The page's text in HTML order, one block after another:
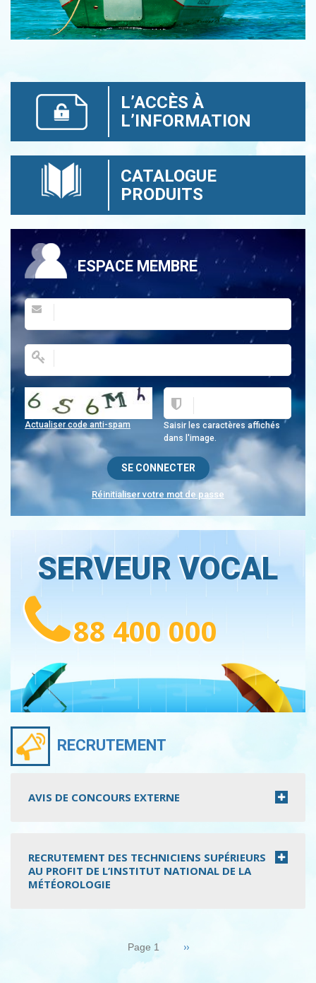
L’ACCÈS À
L’INFORMATION
CATALOGUE
PRODUITS
ESPACE MEMBRE
Saisir les caractères affichés
dans l'image.
Actualiser code anti-spam
Réinitialiser votre mot de passe
SERVEUR VOCAL
88 400 000
RECRUTEMENT
AVIS DE CONCOURS EXTERNE
RECRUTEMENT DES TECHNICIENS SUPÉRIEURS
AU PROFIT DE L’INSTITUT NATIONAL DE LA
MÉTÉOROLOGIE
Page 1 Page
››